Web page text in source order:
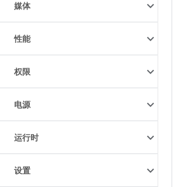
媒体
性能
权限
电源
运行时
设置